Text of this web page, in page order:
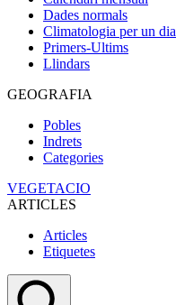
Dades normals
Climatologia per un dia
Primers-Ultims
Llindars
GEOGRAFIA
Pobles
Indrets
Categories
VEGETACIO
ARTICLES
Articles
Etiquetes